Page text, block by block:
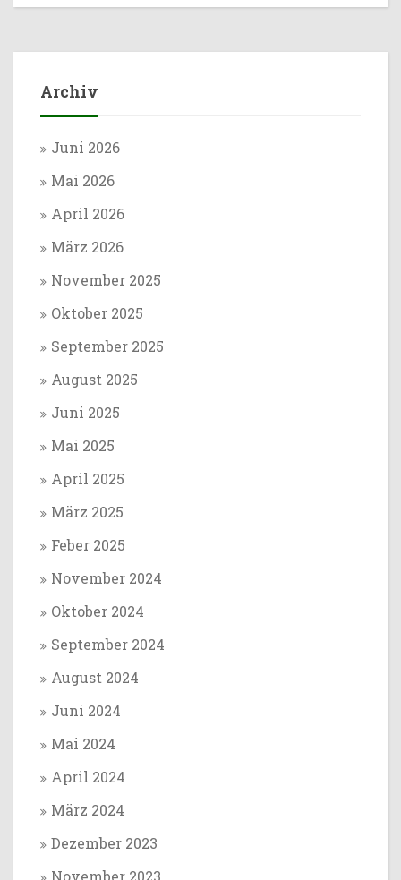
Archiv
Juni 2026
Mai 2026
April 2026
März 2026
November 2025
Oktober 2025
September 2025
August 2025
Juni 2025
Mai 2025
April 2025
März 2025
Feber 2025
November 2024
Oktober 2024
September 2024
August 2024
Juni 2024
Mai 2024
April 2024
März 2024
Dezember 2023
November 2023